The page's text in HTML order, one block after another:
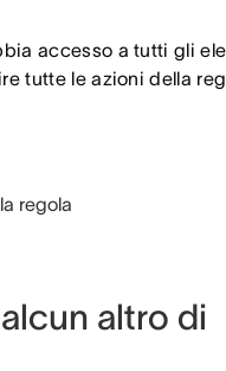
accesso a tutti gli
tutte le azioni della
regola
altro di